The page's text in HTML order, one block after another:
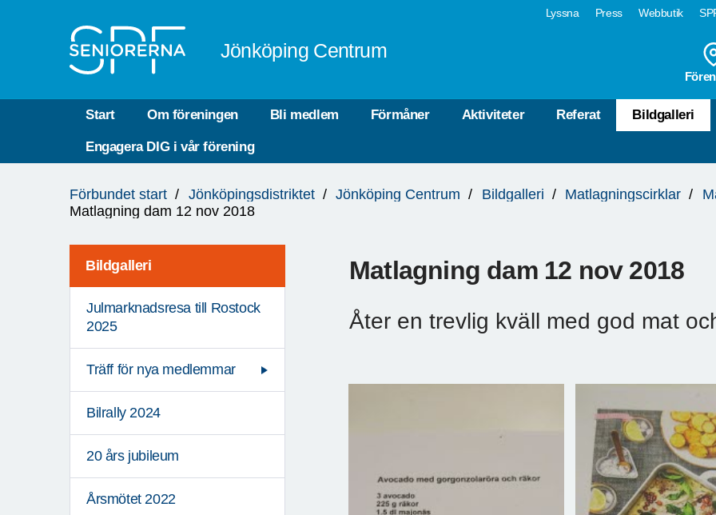
Lyssna Press Webbutik
Jönköping Centrum
Start Om föreningen Bli medlem Förmåner Aktiviteter Referat Bildgalleri
Engagera DIG i vår förening
är
Förbundet start Jönköpingsdistriktet Jönköping Centrum Bildgalleri Matlagningscirklar
Matlagning dam 12 nov 2018
Bildgalleri
Julmarknadsresa till Rostock
2025
Träff för nya medlemmar
Bilrally 2024
20 års jubileum
Årsmötet 2022
Matlagning dam 12 nov 2018
Åter en trevlig kväll med god mat